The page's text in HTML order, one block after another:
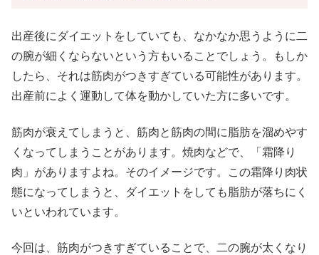
出産後にダイエットをしていても、なかなか思うように二
の腕が細くならないという方もいることでしょう。もしか
したら、それは筋肉がつきすぎている可能性があります。
出産前によく運動して体を動かしていた方に多いです。
筋肉が衰えてしまうと、筋肉と筋肉の間に脂肪を溜めやす
くなってしまうことがあります。焼肉などで、「霜降り
肉」がありますよね。そのイメージです。この霜降り肉状
態になってしまうと、ダイエットをしても脂肪が落ちにく
いといわれています。
今回は、筋肉がつきすぎていることで、二の腕が太くなり